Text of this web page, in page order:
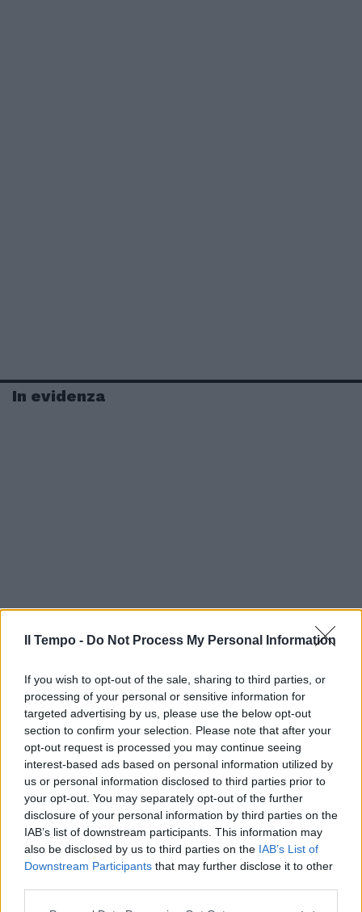
Il Tempo - Do Not Process My Personal Information
If you wish to opt-out of the sale, sharing to third parties, or
processing of your personal or sensitive information for
targeted advertising by us, please use the below opt-out
section to confirm your selection. Please note that after your
opt-out request is processed you may continue seeing
interest-based ads based on personal information utilized by
us or personal information disclosed to third parties prior to
your opt-out. You may separately opt-out of the further
disclosure of your personal information by third parties on the
IAB’s list of downstream participants. This information may
also be disclosed by us to third parties on the IAB’s List of
Downstream Participants that may further disclose it to other
In evidenza